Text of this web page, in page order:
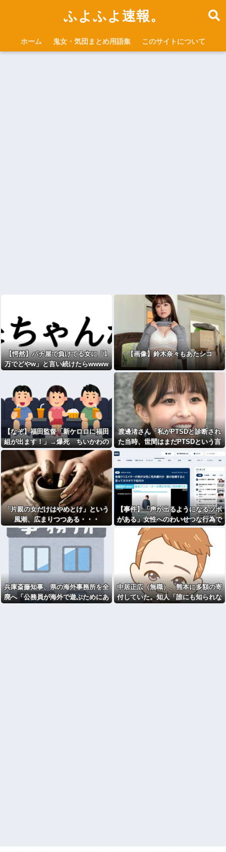
ふよふよ速報。
ホーム 鬼女・気団まとめ用語集 このサイトについて
【愕然】パチ屋で負けてる女に「1
万でどやw」と言い続けたらwwww
【画像】鈴木奈々もあたシコ
【なぞ】福田監督「新ケロロに福田
組が出ます！」→爆死 ちいかわの
監督「原作に忠実に」→爆売れ
渡邊渚さん「私がPTSDと診断され
た当時、世間はまだPTSDという言
葉は浸透されていませんでした」
「片親の女だけはやめとけ」という
風潮、広まりつつある・・・
【事件】「声が出るようになるツボ
がある」女性へのわいせつな行為で
音楽クリエイターを逮捕
兵庫斎藤知事、県の海外事務所を全
廃へ「公務員が海外で遊ぶためにあ
中居正広（無職）、熊本に多額の寄
付していた。知人「誰にも知られな